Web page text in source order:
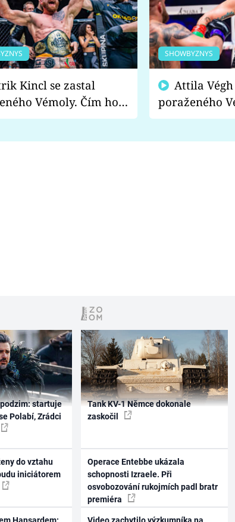
Vémoly. Čím ho
naštvali?
SHOWBYZNYS
poraženého
chce raději
startuje
Polabí, Zrádci
do vztahu
iniciátorem
Tank KV-1 Němce dokonale
zaskočil
Operace Entebbe ukázala
schopnosti Izraele. Při
osvobozování rukojmích padl bratr
premiéra